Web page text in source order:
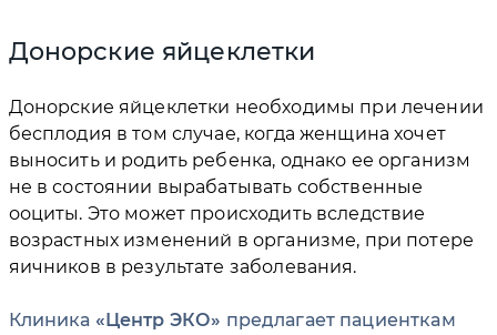
Донорские яйцеклетки
Донорские яйцеклетки необходимы при лечении
бесплодия в том случае, когда женщина хочет
выносить и родить ребенка, однако ее организм
не в состоянии вырабатывать собственные
ооциты. Это может происходить вследствие
возрастных изменений в организме, при потере
яичников в результате заболевания.
Клиника Центр ЭКО
предлагает пациенткам